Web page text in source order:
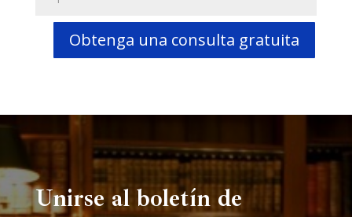
Obtenga una consulta gratuita
Unirse al boletín de